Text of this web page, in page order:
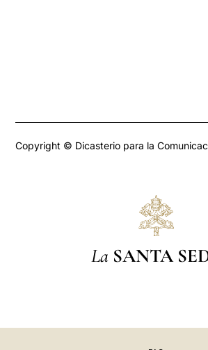
Copyright © Dicasterio para la
La SANTA